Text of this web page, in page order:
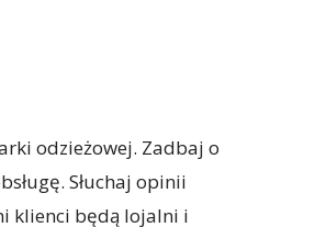
odzieżowej. Zadbaj o
Słuchaj opinii
klienci będą lojalni i